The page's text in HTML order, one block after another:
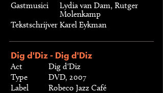
Gastmusici
Lydia van Dam, Rutger
Molenkamp
Tekstschrijver Karel Eykman
Dig d'Diz - Dig d'Diz
Act
Dig d'Diz
Type
DVD, 2007
Label
Robeco Jazz Café